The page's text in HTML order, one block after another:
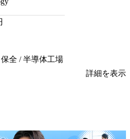
全 / 半導体工場
詳細を表示